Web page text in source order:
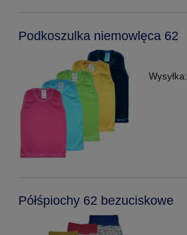
Podkoszulka niemowlęca 62
Wysyłka:
Półśpiochy 62 bezuciskowe